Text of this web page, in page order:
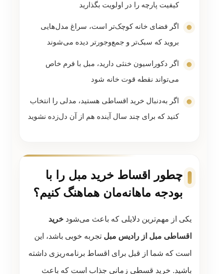
کیفیت پارچه را در اولویت بگذارید
اگر فضای خانه کوچک‌تر است، سراغ مدل‌هایی
بروید که سبک‌تر و جمع‌وجورتر دیده می‌شوند
اگر دکوراسیون خنثی دارید، مبل با فرم خاص
می‌تواند نقطه قوت خانه شود
اگر به‌دنبال خرید اقساطی هستید، مدلی را انتخاب
کنید که برای چند سال آینده هم از آن دل‌زده نشوید
چطور اقساط خرید مبل را با
بودجه ماهانه‌مان هماهنگ کنیم؟
یکی از مهم‌ترین دلایلی که باعث می‌شود خرید
اقساطی مبل از رادیس مبل تجربه خوبی باشد، این
است که شما از قبل برای اقساط برنامه‌ریزی داشته
باشید. خرید قسطی زمانی جذاب است که باعث